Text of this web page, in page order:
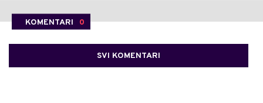
KOMENTARI 0
SVI KOMENTARI